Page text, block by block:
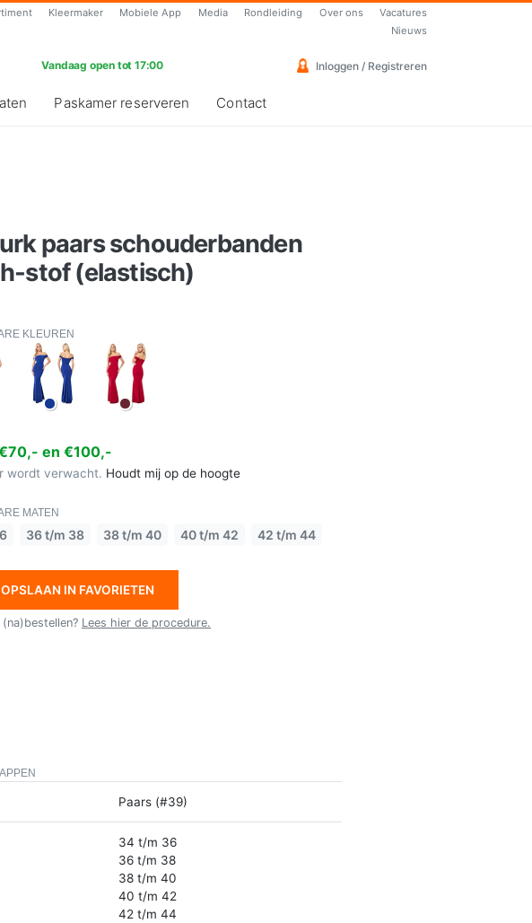
Kleermaker Mobiele App Media Rondleiding Over ons
Vacatures
Nieuws
Vandaag open tot 17:00 Inloggen / Registreren
Paskamer reserveren Contact
paars schouderbanden
stof (elastisch)
KLEUREN
en €100,-
wordt verwacht. Houdt mij op de hoogte
MATEN
36 t/m 38 38 t/m 40 40 t/m 42 42 t/m 44
OPSLAAN IN FAVORIETEN
Lees hier de procedure.
Paars (#39)
34 t/m 36
36 t/m 38
38 t/m 40
40 t/m 42
42 t/m 44